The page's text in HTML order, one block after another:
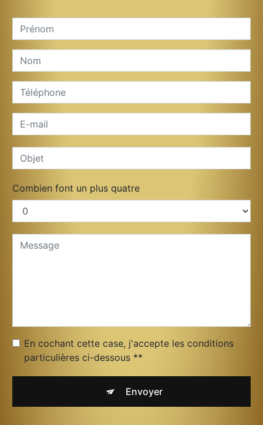
Combien font un plus quatre
En cochant cette case, j'accepte les conditions
particulières ci-dessous **
Envoyer